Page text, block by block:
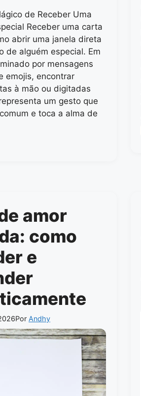
de Receber Uma
Receber uma carta
abrir uma janela direta
de alguém especial. Em
por mensagens
emojis, encontrar
à mão ou digitadas
um gesto que
e toca a alma de
amor
como
e
Por Andhy